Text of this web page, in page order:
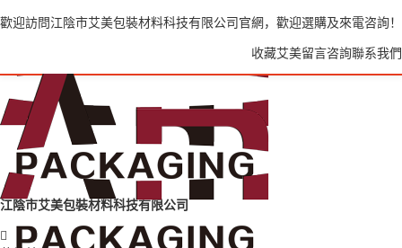
歡迎訪問江陰市艾美包裝材料科技有限公司官網，歡迎選購及來電咨詢！
收藏艾美留言咨詢聯系我們
江陰市艾美包裝材料科技有限公司